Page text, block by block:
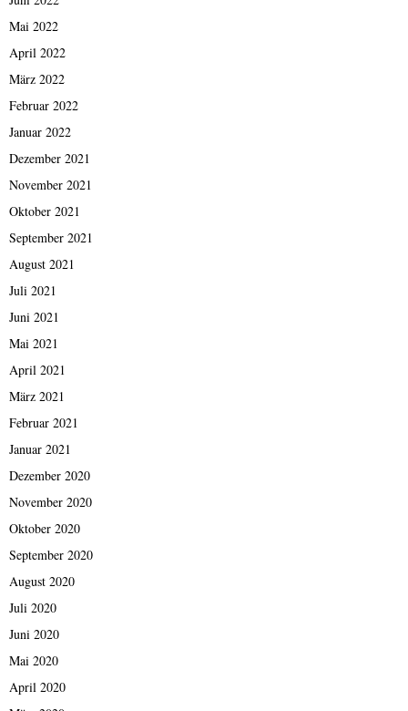
Mai 2022
April 2022
März 2022
Februar 2022
Januar 2022
Dezember 2021
November 2021
Oktober 2021
September 2021
August 2021
Juli 2021
Juni 2021
Mai 2021
April 2021
März 2021
Februar 2021
Januar 2021
Dezember 2020
November 2020
Oktober 2020
September 2020
August 2020
Juli 2020
Juni 2020
Mai 2020
April 2020